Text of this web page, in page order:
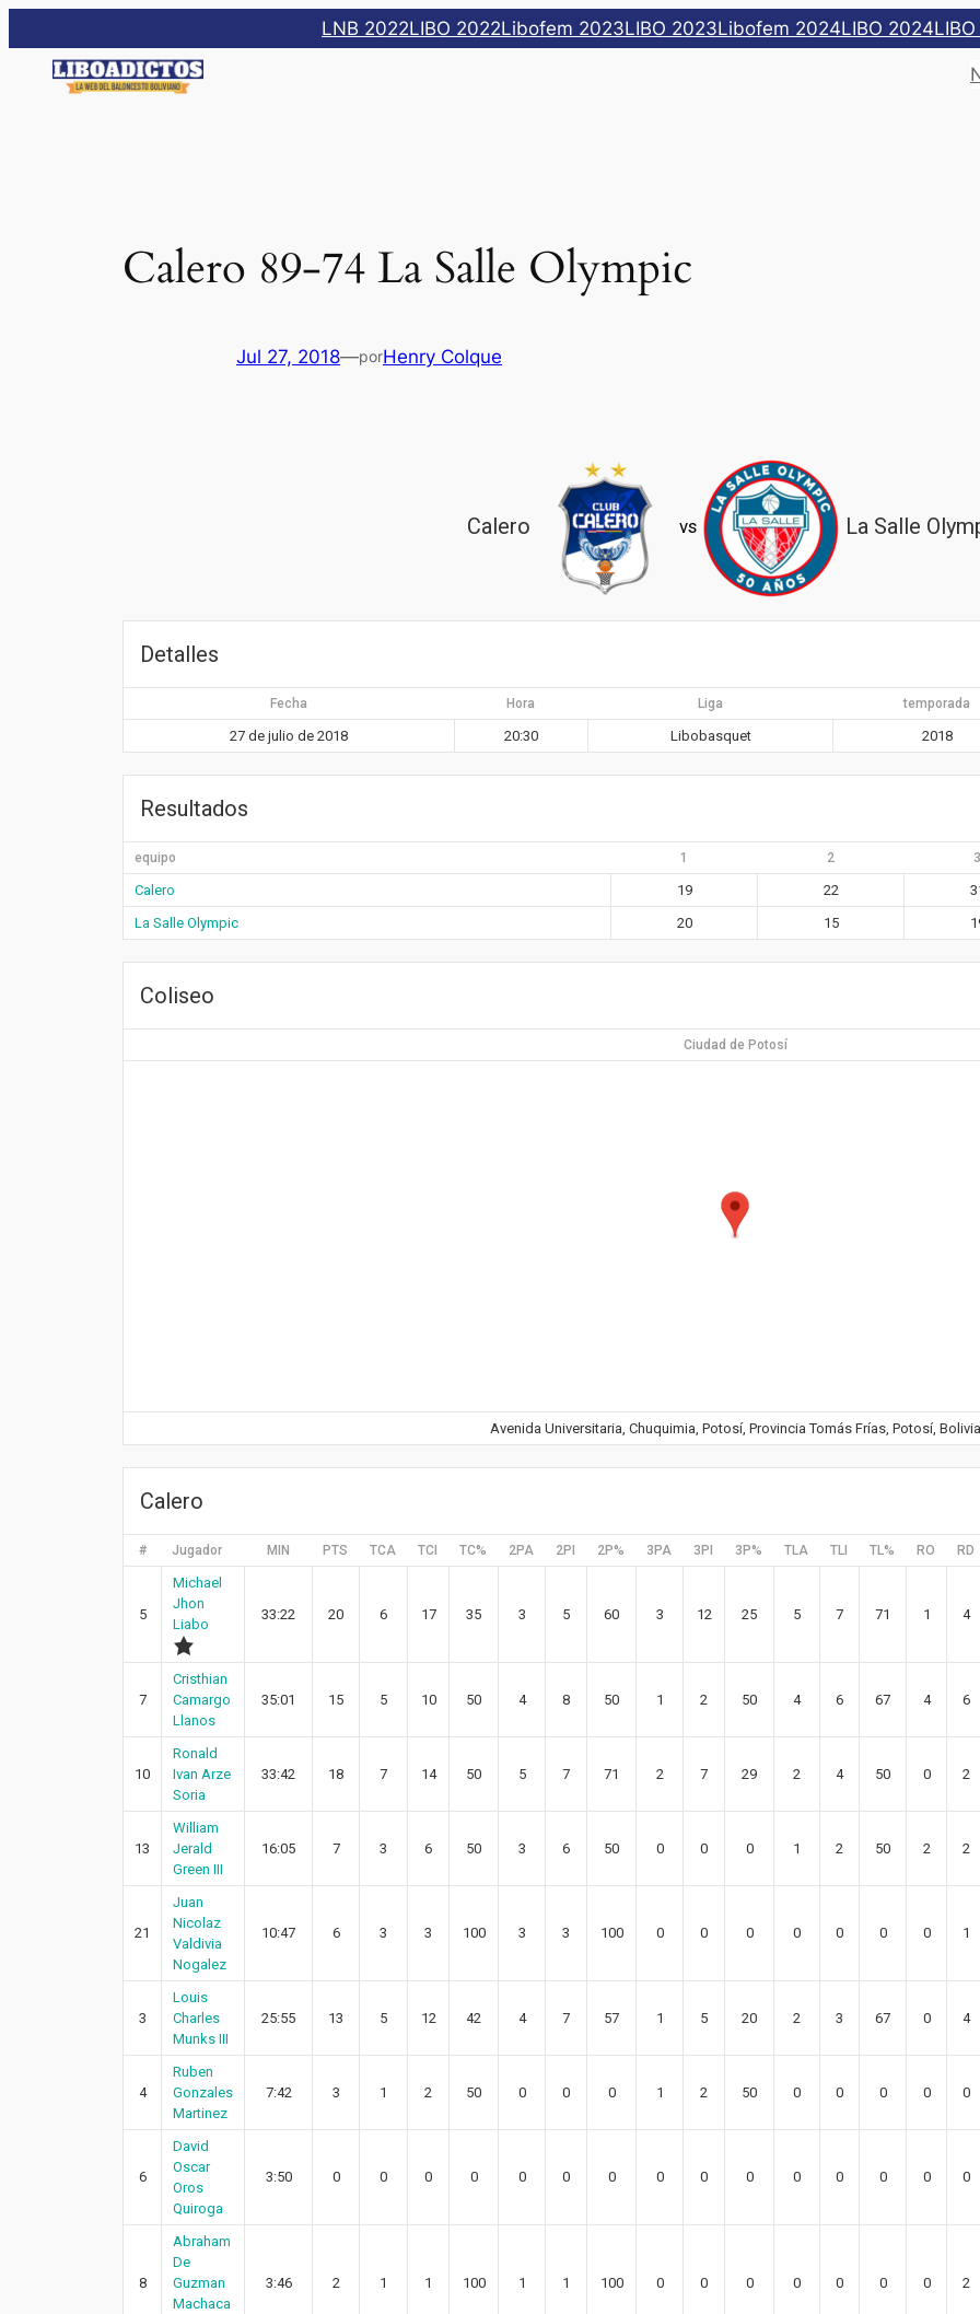
al
contenido
LNB 2022LIBO 2022Libofem 2023LIBO 2023Libofem 2024LIBO 2024
Calero 89-74 La Salle Olympic
Jul 27, 2018—porHenry Colque
Calero vs La Salle
Detalles
Fecha Hora Liga temporada
27 de julio de 2018 20:30 Libobasquet 2018
Resultados
equipo 1 2 3
Calero 19 22
La Salle Olympic
20 15
Coliseo
Ciudad de Potosí
Avenida Universitaria, Chuquimia, Potosí, Provincia Tomás Frías, Potosí, Bolivia
Calero
# Jugador MIN PTS TCA TCI TC% 2PA 2PI 2P% 3PA 3PI 3P% TLA TLI TL% RO RD
5
Michael
Jhon
Liabo
33:22 20 6 17 35 3 5 60 3 12 25 5 7 71 1 4
7
Cristhian
Camargo
Llanos
35:01 15 5 10 50 4 8 50 1 2 50 4 6 67 4 6
10
Ronald
Ivan Arze
Soria
33:42 18 7 14 50 5 7 71 2 7 29 2 4 50 0 2
13
William
Jerald
Green III
16:05 7 3 6 50 3 6 50 0 0 0 1 2 50 2 2
21
Juan
Nicolaz
Valdivia
Nogalez
10:47 6 3 3 100 3 3 100 0 0 0 0 0 0 0 1
3
Louis
Charles
Munks III
25:55 13 5 12 42 4 7 57 1 5 20 2 3 67 0 4
4
Ruben
Gonzales
Martinez
7:42 3 1 2 50 0 0 0 1 2 50 0 0 0 0 0
6
David
Oscar
Oros
Quiroga
3:50 0 0 0 0 0 0 0 0 0 0 0 0 0 0 0
8
Abraham
De
Guzman
Machaca
3:46 2 1 1 100 1 1 100 0 0 0 0 0 0 0 2